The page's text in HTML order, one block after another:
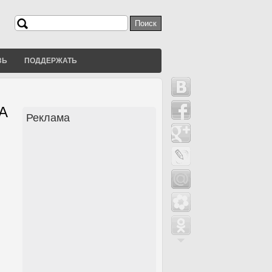
Форма поиска
Поиск
ПОДДЕРЖАТЬ
Реклама